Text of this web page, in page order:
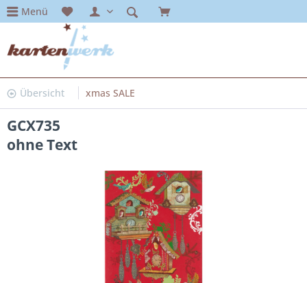
Menü
Übersicht xmas SALE
GCX735
ohne Text